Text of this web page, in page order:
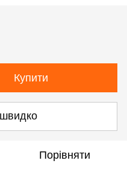
Купити
Порівняти